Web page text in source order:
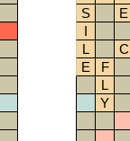
S
E
I
L
C
E
F
L
Y